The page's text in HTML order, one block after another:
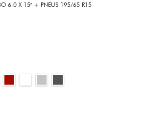
6.0 X 15" + PNEUS 195/65 R15